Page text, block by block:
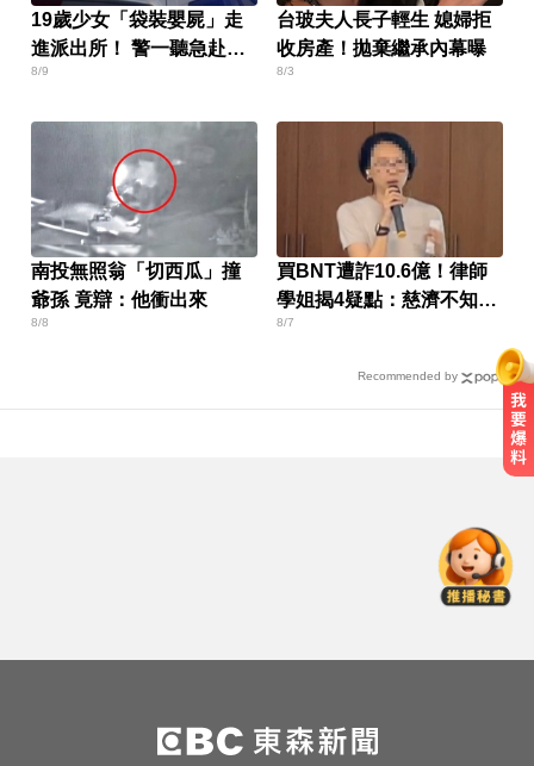
19歲少女「袋裝嬰屍」走
進派出所！ 警一聽急赴住
處
8/9
台玻夫人長子輕生 媳婦拒
收房產！拋棄繼承內幕曝
8/3
南投無照翁「切西瓜」撞
爺孫 竟辯：他衝出來
8/8
買BNT遭詐10.6億！律師
學姐揭4疑點：慈濟不知
情？
8/7
Recommended by
域 造成4人喪命
烏干達拒絕台灣護照入境 外交部持
續交涉聯繫